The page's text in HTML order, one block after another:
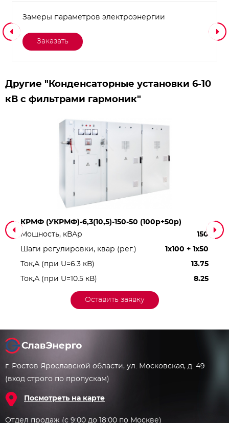
Замеры параметров электроэнергии
Заказать
Другие "Конденсаторные установки 6-10
кВ с фильтрами гармоник"
КРМФ (УКРМФ)-6,3(10,5)-150-50 (100р+50р)
Мощность, кВАр
150
Шаги регулировки, квар (рег.) 1x100 + 1x50
Ток,А (при U=6.3 кВ) 13.75
Ток,А (при U=10.5 кВ) 8.25
Оставить заявку
г. Ростов Ярославской области, ул. Московская, д. 49
(вход строго по пропускам)
Посмотреть на карте
Отдел продаж (с 9:00 до 18:00 по Москве)